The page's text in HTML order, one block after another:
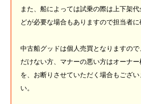
また、船によっては試乗の際は上下架
どが必要な場合もありますので担当者に
中古船グッドは個人売買となりますの
だけない方、マナーの悪い方はオーナ
を、お断りさせていただく場合もござ
い。